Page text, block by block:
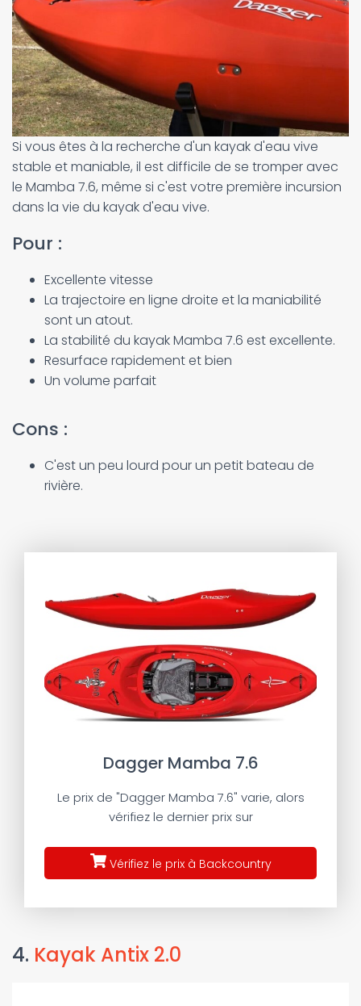
Si vous êtes à la recherche d'un kayak d'eau vive
stable et maniable, il est difficile de se tromper avec
le Mamba 7.6, même si c'est votre première incursion
dans la vie du kayak d'eau vive.
Pour :
Excellente vitesse
La trajectoire en ligne droite et la maniabilité
sont un atout.
La stabilité du kayak Mamba 7.6 est excellente.
Resurface rapidement et bien
Un volume parfait
Cons :
C'est un peu lourd pour un petit bateau de
rivière.
Dagger Mamba 7.6
Le prix de "Dagger Mamba 7.6" varie, alors
vérifiez le dernier prix sur
Vérifiez le prix à Backcountry
4. Kayak Antix 2.0